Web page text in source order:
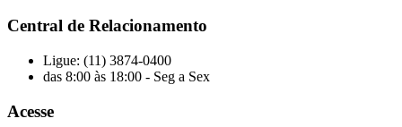
Central de Relacionamento
Ligue: (11) 3874-0400
das 8:00 às 18:00 - Seg a Sex
Acesse